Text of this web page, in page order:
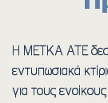
Η ΜΕΤΚΑ ΑΤΕ
εντυπωσιακά
για τους